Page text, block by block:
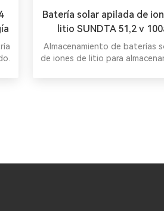
Batería solar apilada de
litio SUNDTA 51,2 v
Almacenamiento de baterías
de iones de litio para